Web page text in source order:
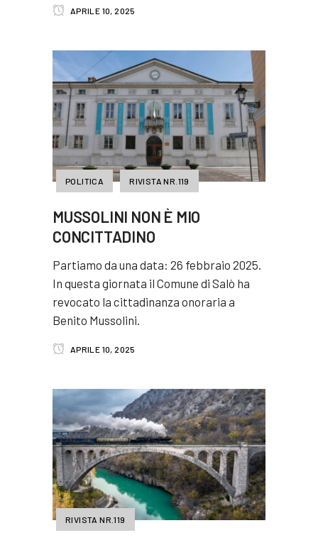
APRILE 10, 2025
POLITICA RIVISTA NR.119
MUSSOLINI NON È MIO
CONCITTADINO
Partiamo da una data: 26 febbraio 2025.
In questa giornata il Comune di Salò ha
revocato la cittadinanza onoraria a
Benito Mussolini.
APRILE 10, 2025
RIVISTA NR.119